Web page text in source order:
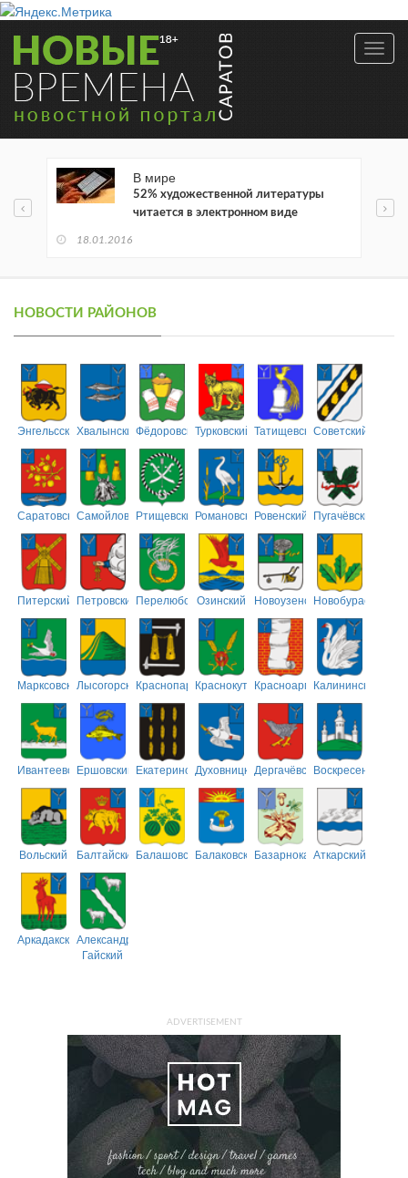
В мире
52% художественной литературы
читается в электронном виде
18.01.2016
НОВОСТИ РАЙОНОВ
ЭнгельсскийХвалынскийФёдоровскийТурковский ТатищевскийСоветский
СаратовскийСамойловскийРтищевскийРомановскийРовенский Пугачёвский
Питерский ПетровскийПерелюбскийОзинский НовоузенскийНовобурасский
МарксовскийЛысогорскийКраснопартизанский
КраснокутскийКрасноармейский
Калининский
ИвантеевскийЕршовский ЕкатериновскийДуховницкийДергачёвскийВоскресенский
Вольский БалтайскийБалашовскийБалаковскийБазарнокарабулакский
Аткарский
АркадакскийАлександрово-
Гайский
ADVERTISEMENT